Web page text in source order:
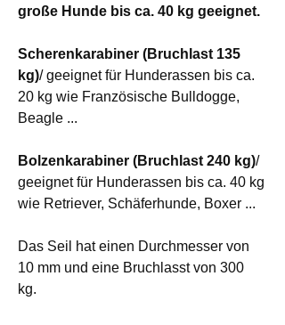
große Hunde bis ca. 40 kg geeignet.
Scherenkarabiner (Bruchlast 135
kg)/ geeignet für Hunderassen bis ca.
20 kg wie Französische Bulldogge,
Beagle ...
Bolzenkarabiner (Bruchlast 240 kg)/
geeignet für Hunderassen bis ca. 40 kg
wie Retriever, Schäferhunde, Boxer ...
Das Seil hat einen Durchmesser von
10 mm und eine Bruchlasst von 300
kg.